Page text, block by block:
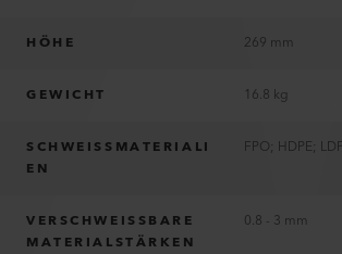
HÖHE 269 mm
GEWICHT 16.8 kg
SCHWEISSMATERIALI
EN
VERSCHWEISSBARE
MATERIALSTÄRKEN
0.8 - 3 mm